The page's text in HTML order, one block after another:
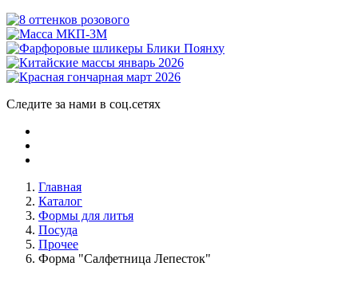
Следите за нами в соц.сетях
Главная
Каталог
Формы для литья
Посуда
Прочее
Форма "Салфетница Лепесток"